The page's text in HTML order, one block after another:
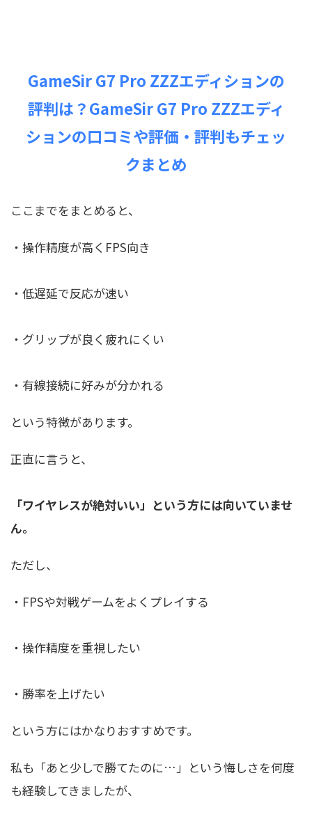
GameSir G7 Pro ZZZエディションの
評判は？GameSir G7 Pro ZZZエディ
ションの口コミや評価・評判もチェッ
クまとめ
ここまでをまとめると、
・操作精度が高くFPS向き
・低遅延で反応が速い
・グリップが良く疲れにくい
・有線接続に好みが分かれる
という特徴があります。
正直に言うと、
「ワイヤレスが絶対いい」という方には向いていませ
ん。
ただし、
・FPSや対戦ゲームをよくプレイする
・操作精度を重視したい
・勝率を上げたい
という方にはかなりおすすめです。
私も「あと少しで勝てたのに…」という悔しさを何度
も経験してきましたが、